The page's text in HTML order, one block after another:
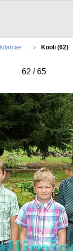
Kooli (62)
62 / 65